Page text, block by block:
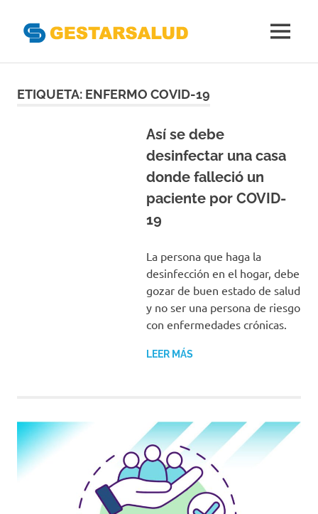
Gestoras
MENÚ
ETIQUETA: ENFERMO COVID-19
Así se debe
desinfectar una casa
donde falleció un
paciente por COVID-
19
La persona que haga la
desinfección en el hogar, debe
gozar de buen estado de salud
y no ser una persona de riesgo
con enfermedades crónicas.
LEER MÁS